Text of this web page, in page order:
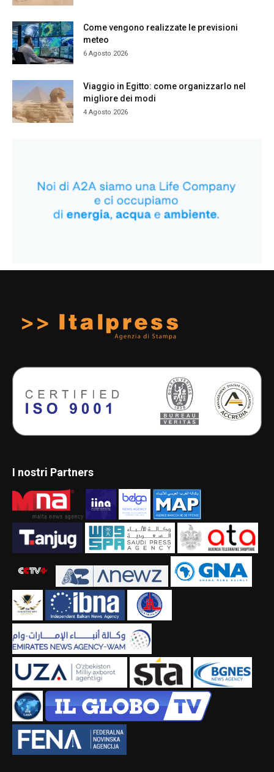
Come vengono realizzate le previsioni
meteo
6 Agosto 2026
Viaggio in Egitto: come organizzarlo nel
migliore dei modi
4 Agosto 2026
I nostri Partners